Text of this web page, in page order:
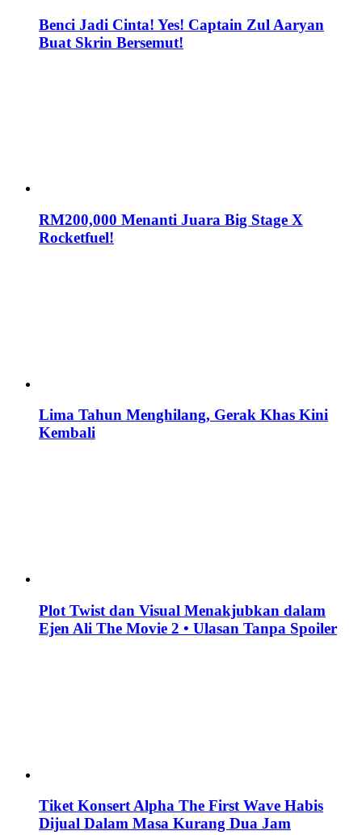
Benci Jadi Cinta! Yes! Captain Zul Aaryan
Buat Skrin Bersemut!
RM200,000 Menanti Juara Big Stage X
Rocketfuel!
Lima Tahun Menghilang, Gerak Khas Kini
Kembali
Plot Twist dan Visual Menakjubkan dalam
Ejen Ali The Movie 2 • Ulasan Tanpa Spoiler
Tiket Konsert Alpha The First Wave Habis
Dijual Dalam Masa Kurang Dua Jam